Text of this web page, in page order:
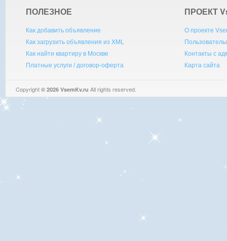
ПОЛЕЗНОЕ
Как добавить объявление
Как загрузить объявления из XML
Как найти квартиру в Москве
Платные услуги / договор-оферта
ПРОЕКТ V
О проекте
Контакты с
Карта сайта
Copyright © 2026 VsemKv.ru All rights reserved.